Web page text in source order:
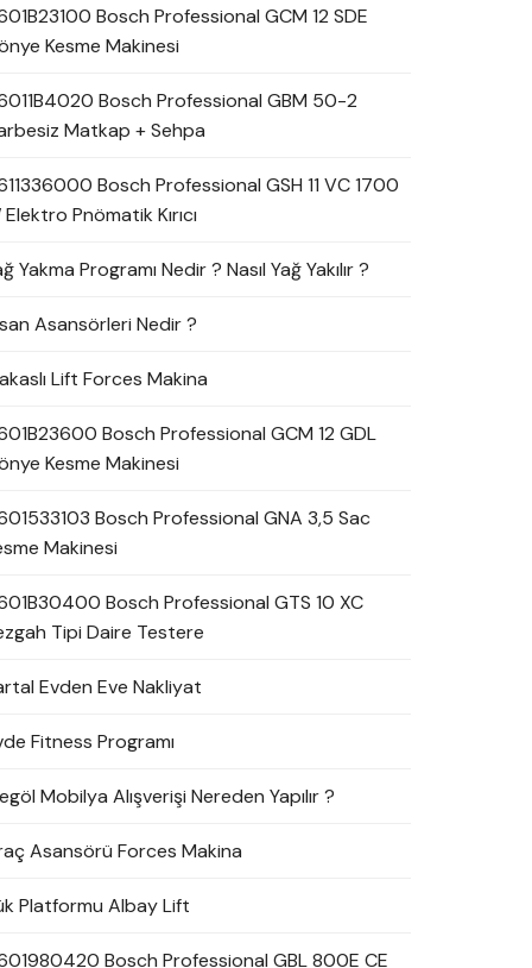
Bosch Professional GCM 12 SDE
Kesme Makinesi
Bosch Professional GBM 50-2
Matkap + Sehpa
Bosch Professional GSH 11 VC 1700
Elektro Pnömatik Kırıcı
Yakma Programı Nedir ? Nasıl Yağ Yakılır ?
Asansörleri Nedir ?
Lift Forces Makina
Bosch Professional GCM 12 GDL
Kesme Makinesi
Bosch Professional GNA 3,5 Sac
Makinesi
Bosch Professional GTS 10 XC
Tipi Daire Testere
Evden Eve Nakliyat
Fitness Programı
Mobilya Alışverişi Nereden Yapılır ?
Asansörü Forces Makina
Platformu Albay Lift
Bosch Professional GBL 800E CE